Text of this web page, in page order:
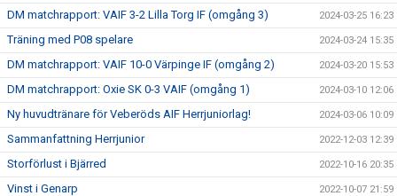
DM matchrapport: VAIF 3-2 Lilla Torg IF (omgång 3) 2024-03-25 16:23
Träning med P08 spelare 2024-03-24 15:35
DM matchrapport: VAIF 10-0 Värpinge IF (omgång 2) 2024-03-20 15:53
DM matchrapport: Oxie SK 0-3 VAIF (omgång 1) 2024-03-10 12:06
Ny huvudtränare för Veberöds AIF Herrjuniorlag! 2024-03-06 10:09
Sammanfattning Herrjunior 2022-12-03 12:39
Storförlust i Bjärred 2022-10-16 20:35
Vinst i Genarp 2022-10-07 21:59